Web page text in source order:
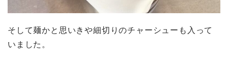
そして麺かと思いきや細切りのチャーシューも入って
いました。